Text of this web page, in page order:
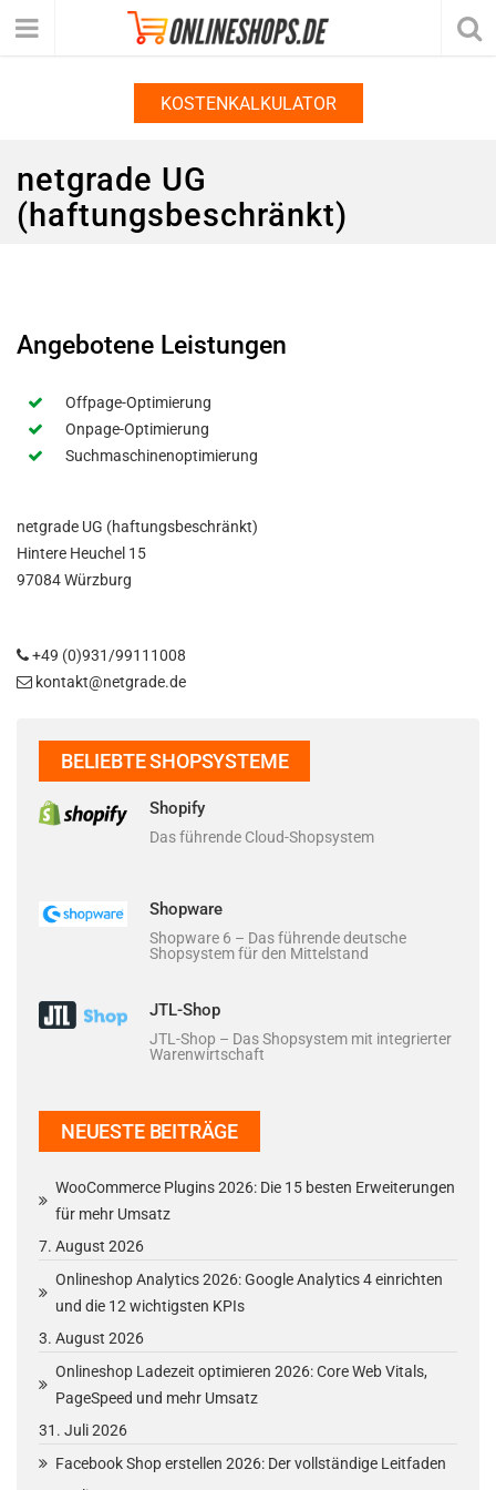
KOSTENKALKULATOR
netgrade UG
(haftungsbeschränkt)
Angebotene Leistungen
Offpage-Optimierung
Onpage-Optimierung
Suchmaschinenoptimierung
netgrade UG (haftungsbeschränkt)
Hintere Heuchel 15
97084 Würzburg
+49 (0)931/99111008
kontakt@netgrade.de
BELIEBTE SHOPSYSTEME
Shopify
Das führende Cloud-Shopsystem
Shopware
Shopware 6 – Das führende deutsche
Shopsystem für den Mittelstand
JTL-Shop
JTL-Shop – Das Shopsystem mit integrierter
Warenwirtschaft
NEUESTE BEITRÄGE
WooCommerce Plugins 2026: Die 15 besten Erweiterungen
für mehr Umsatz
7. August 2026
Onlineshop Analytics 2026: Google Analytics 4 einrichten
und die 12 wichtigsten KPIs
3. August 2026
Onlineshop Ladezeit optimieren 2026: Core Web Vitals,
PageSpeed und mehr Umsatz
31. Juli 2026
Facebook Shop erstellen 2026: Der vollständige Leitfaden